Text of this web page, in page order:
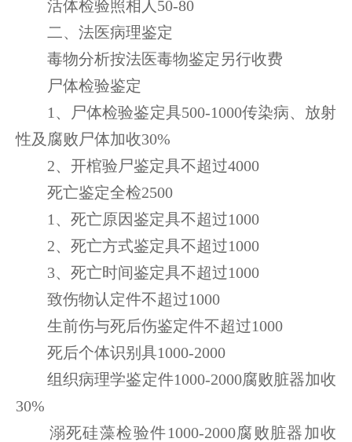
活体检验照相人50-80
二、法医病理鉴定
毒物分析按法医毒物鉴定另行收费
尸体检验鉴定
1、尸体检验鉴定具500-1000传染病、放射
性及腐败尸体加收30%
2、开棺验尸鉴定具不超过4000
死亡鉴定全检2500
1、死亡原因鉴定具不超过1000
2、死亡方式鉴定具不超过1000
3、死亡时间鉴定具不超过1000
致伤物认定件不超过1000
生前伤与死后伤鉴定件不超过1000
死后个体识别具1000-2000
组织病理学鉴定件1000-2000腐败脏器加收
30%
溺死硅藻检验件1000-2000腐败脏器加收